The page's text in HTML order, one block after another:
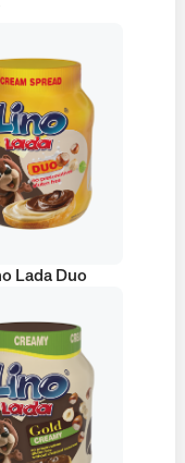
Lada Duo